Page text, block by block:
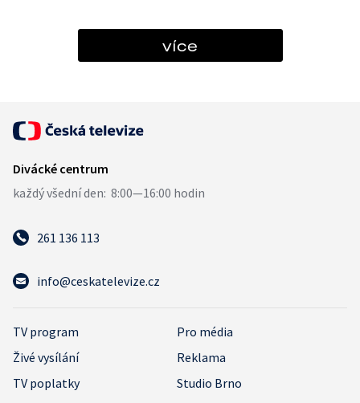
více
261 136 113
info@ceskatelevize.cz
TV program
Pro média
Živé vysílání
Reklama
TV poplatky
Studio Brno